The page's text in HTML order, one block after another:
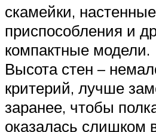
скамейки, настенные
приспособления и
компактные модели.
Высота стен –
критерий, лучше
заранее, чтобы
оказалась слишком